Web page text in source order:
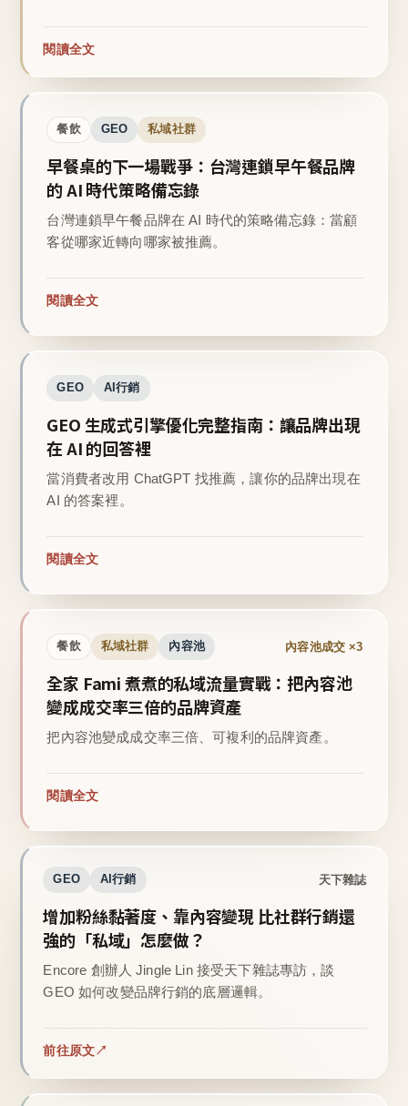
閱讀全文
餐飲 GEO 私域社群
早餐桌的下一場戰爭：台灣連鎖早午餐品牌
的 AI 時代策略備忘錄
台灣連鎖早午餐品牌在 AI 時代的策略備忘錄：當顧
客從哪家近轉向哪家被推薦。
閱讀全文
GEO AI行銷
GEO 生成式引擎優化完整指南：讓品牌出現
在 AI 的回答裡
當消費者改用 ChatGPT 找推薦，讓你的品牌出現在
AI 的答案裡。
閱讀全文
餐飲 私域社群 內容池 內容池成交 ×3
全家 Fami 煮煮的私域流量實戰：把內容池
變成成交率三倍的品牌資產
把內容池變成成交率三倍、可複利的品牌資產。
閱讀全文
GEO AI行銷 天下雜誌
增加粉絲黏著度、靠內容變現 比社群行銷還
強的「私域」怎麼做？
Encore 創辦人 Jingle Lin 接受天下雜誌專訪，談
GEO 如何改變品牌行銷的底層邏輯。
前往原文